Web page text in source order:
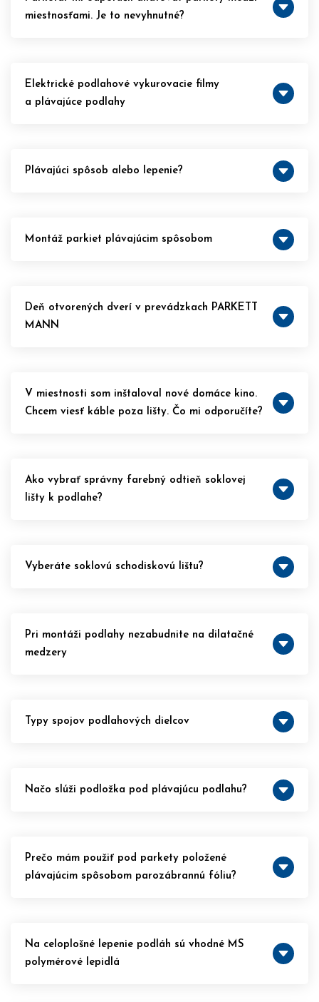
miestnosťami. Je to nevyhnutné?
Elektrické podlahové vykurovacie filmy
a plávajúce podlahy
Plávajúci spôsob alebo lepenie?
Montáž parkiet plávajúcim spôsobom
Deň otvorených dverí v prevádzkach PARKETT
MANN
V miestnosti som inštaloval nové domáce kino.
Chcem viesť káble poza lišty. Čo mi odporučíte?
Ako vybrať správny farebný odtieň soklovej
lišty k podlahe?
Vyberáte soklovú schodiskovú lištu?
Pri montáži podlahy nezabudnite na dilatačné
medzery
Typy spojov podlahových dielcov
Načo slúži podložka pod plávajúcu podlahu?
Prečo mám použiť pod parkety položené
plávajúcim spôsobom parozábrannú fóliu?
Na celoplošné lepenie podláh sú vhodné MS
polymérové lepidlá